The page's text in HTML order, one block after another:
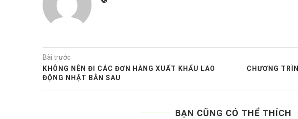
Bài trước
KHÔNG NÊN ĐI CÁC ĐƠN HÀNG XUẤT KHẨU LAO
ĐỘNG NHẬT BẢN SAU
CHƯƠNG
BẠN CŨNG CÓ THỂ THÍCH